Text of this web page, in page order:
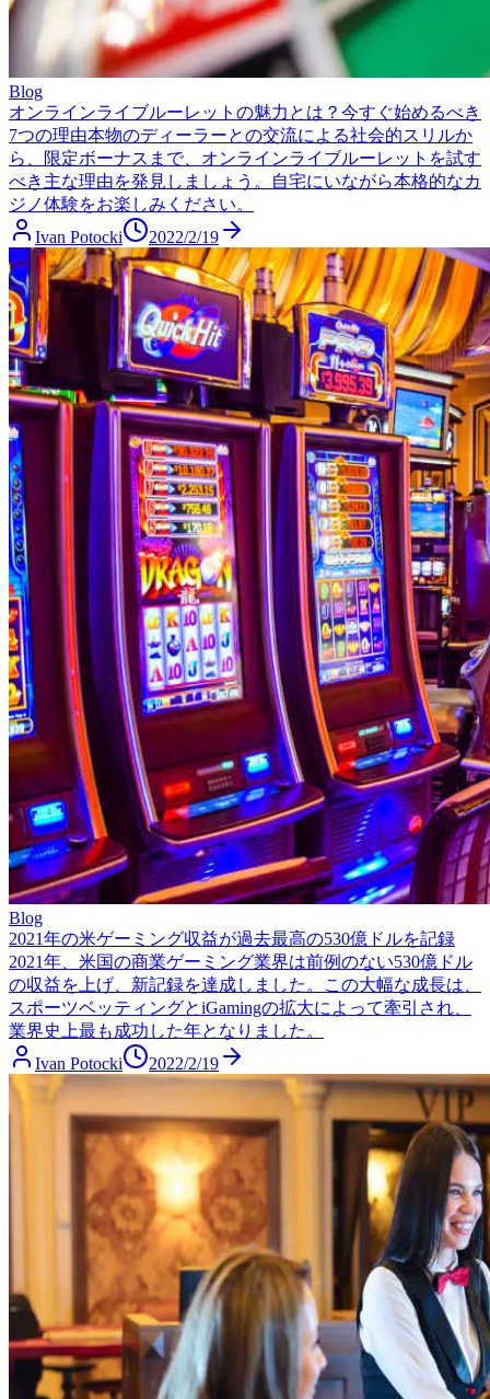
Blog
オンラインライブルーレットの魅力とは？今すぐ始めるべき
7つの理由本物のディーラーとの交流による社会的スリルか
ら、限定ボーナスまで、オンラインライブルーレットを試す
べき主な理由を発見しましょう。自宅にいながら本格的なカ
ジノ体験をお楽しみください。
Ivan Potocki
2022/2/19
Blog
2021年の米ゲーミング収益が過去最高の530億ドルを記録
2021年、米国の商業ゲーミング業界は前例のない530億ドル
の収益を上げ、新記録を達成しました。この大幅な成長は、
スポーツベッティングとiGamingの拡大によって牽引され、
業界史上最も成功した年となりました。
Ivan Potocki
2022/2/19